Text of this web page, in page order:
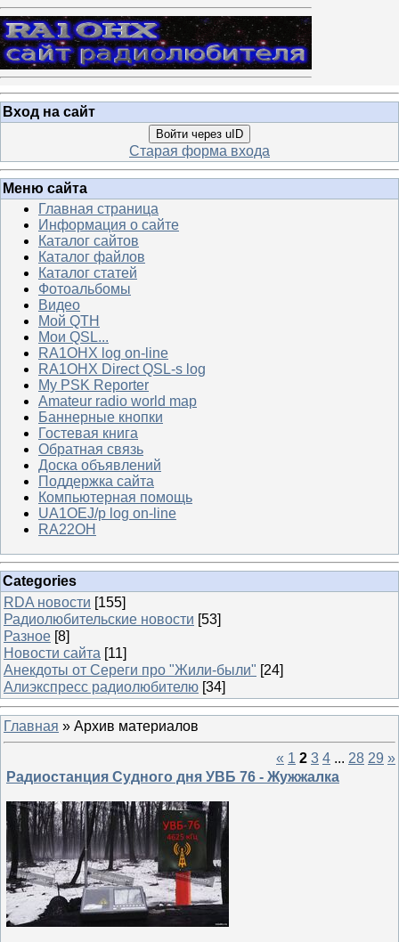
Вход на сайт
Войти через uID
Старая форма входа
Меню сайта
Главная страница
Информация о сайте
Каталог сайтов
Каталог файлов
Каталог статей
Фотоальбомы
Видео
Мой QTH
Мои QSL...
RA1OHX log on-line
RA1OHX Direct QSL-s log
My PSK Reporter
Amateur radio world map
Баннерные кнопки
Гостевая книга
Обратная связь
Доска объявлений
Поддержка сайта
Компьютерная помощь
UA1OEJ/p log on-line
RA22OH
Categories
RDA новости [155]
Радиолюбительские новости [53]
Разное [8]
Новости сайта [11]
Анекдоты от Сереги про "Жили-были" [24]
Алиэкспресс радиолюбителю [34]
Главная » Архив материалов
« 1 2 3 4 ... 28 29 »
Радиостанция Судного дня УВБ 76 - Жужжалка